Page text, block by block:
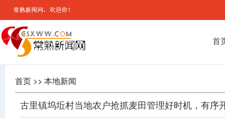
首
首页 >> 本地新闻
古里镇坞坵村当地农户抢抓麦田管理好时机，有序